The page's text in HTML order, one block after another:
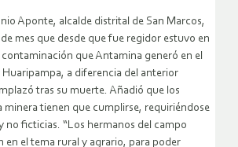
Aponte, alcalde distrital de San Marcos,
mes que desde que fue regidor estuvo en
que Antamina generó en el
a diferencia del anterior
tras su muerte. Añadió que los
minera tienen que cumplirse, requiriéndose
no ficticias. “Los hermanos del campo
en el tema rural y agrario, para poder